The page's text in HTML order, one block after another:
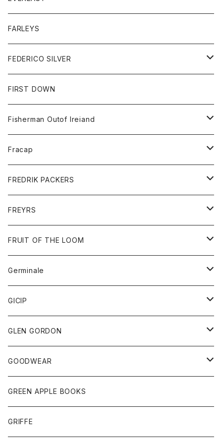
シャツ
セーター
ボトム
ショートパンツ
パンツ
レディース
コート
ジャケット
Tシャツ
ボトム
トップス
ジャケット
スエットシャツ
ボトム
スエットパンツ
グッズ
帽子
FARLEYS
FEDERICO SILVER
アクセサリー
FIRST DOWN
Fisherman Outof Ireiand
ニット
Fracap
グッズ
靴
FREDRIK PACKERS
アクセサリー
バッグ
FREYRS
サングラス
FRUIT OF THE LOOM
アウター
パーカー
グッズ
ネクタイ
チーフ
トップス
シャツ
タンクトップ
ボトム
ショートパンツ
スカート
レディース
スカート
Germinale
靴
サンダル
GICIP
トップス
Tシャツ
GLEN GORDON
グッズ
手袋
GOODWEAR
トップス
Tシャツ
GREEN APPLE BOOKS
GRIFFE